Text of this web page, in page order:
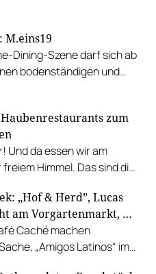
M.eins19
Dining-Szene darf sich ab
bodenständigen und
zum
Und da essen wir am
Himmel. Das sind die
„Hof & Herd”, Lucas
am Vorgartenmarkt, …
Caché machen
„Amigos Latinos“ im